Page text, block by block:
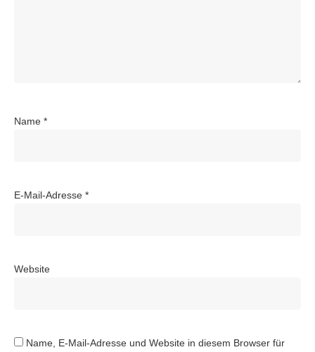
Name *
E-Mail-Adresse *
Website
Name, E-Mail-Adresse und Website in diesem Browser für